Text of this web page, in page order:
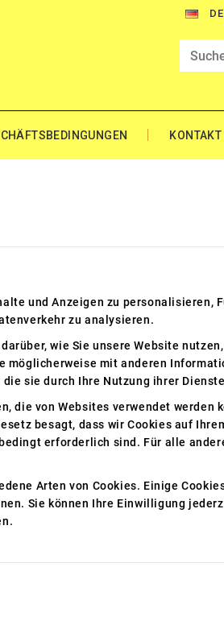
KONTAKT
und Anzeigen zu personalisieren,
zu analysieren.
wie Sie unsere Website
möglicherweise mit anderen
sie durch Ihre Nutzung ihrer
die von Websites verwendet werden
besagt, dass wir Cookies auf
erforderlich sind. Für alle
Arten von Cookies. Einige
Sie können Ihre Einwilligung